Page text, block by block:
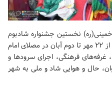
نخستین جشنواره شادبوم
به مدت ۱۱ روز با محوریت پرچم ایران از ۲۲ مهر تا دوم آبان در مصلای امام
غرفه‌های فرهنگی، اجرای سرودها و
حال و هوایی شاد و ملی به شهر